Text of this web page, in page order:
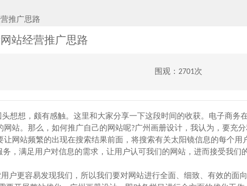
推广思路
站经营推广思路
围观：2701次
想，颇有感触。这里和大家分享一下这段时间的收获。电子商务
站。那么，如何推广自己的网站呢?广州画册设计，我认为，要充分
让网站频繁的出现在搜索结果前面，将搜索有关太阳镜信息的每个用
，满足用户对信息的需求，让用户认可我们的网站，进而接受我们
更容易发现我们，所以我们要对网站进行全面、细致、有效的面